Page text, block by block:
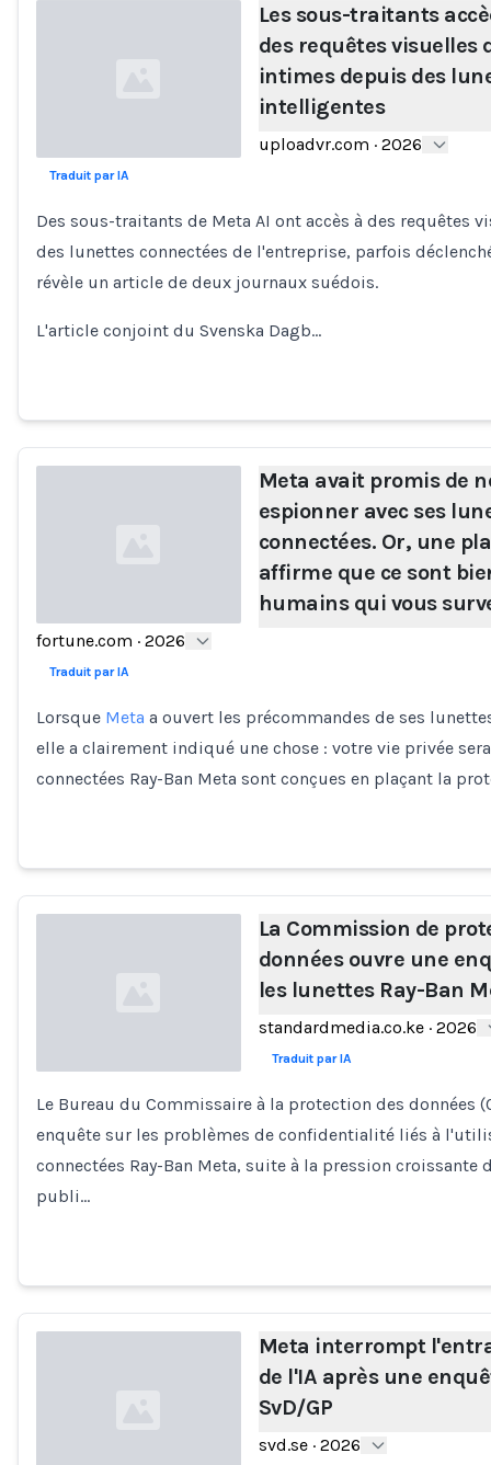
Les sous-traitants
des requêtes visuelles
intimes depuis des
intelligentes
uploadvr.com · 2026
Traduit par IA
Des sous-traitants de Meta AI ont accès à des requêtes
des lunettes connectées de l'entreprise, parfois
révèle un article de deux journaux suédois.
L'article conjoint du Svenska Dagb…
Loading...
Meta avait promis de
espionner avec ses
connectées. Or, une
affirme que ce sont
humains qui vous
fortune.com · 2026
Traduit par IA
Lorsque Meta a ouvert les précommandes de ses
elle a clairement indiqué une chose : votre vie privée
connectées Ray-Ban Meta sont conçues en plaçant la
La Commission de
données ouvre une
les lunettes Ray-Ban
standardmedia.co.ke· 2026
Traduit par IA
Le Bureau du Commissaire à la protection des données
enquête sur les problèmes de confidentialité liés à
connectées Ray-Ban Meta, suite à la pression croissante
publi…
Meta interrompt
de l'IA après une
SvD/GP
svd.se· 2026